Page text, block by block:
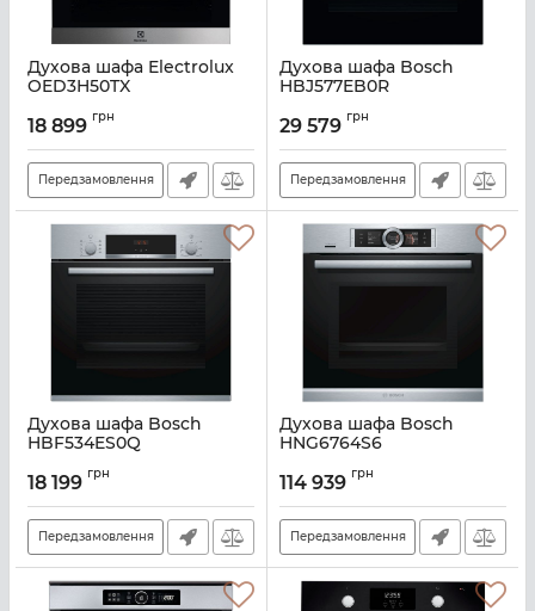
Духова шафа Electrolux
OED3H50TX
18 899 грн
Передзамовлення
Духова шафа Bosch
HBJ577EB0R
29 579 грн
Передзамовлення
Духова шафа Bosch
HBF534ES0Q
18 199 грн
Передзамовлення
Духова шафа Bosch
HNG6764S6
114 939 грн
Передзамовлення